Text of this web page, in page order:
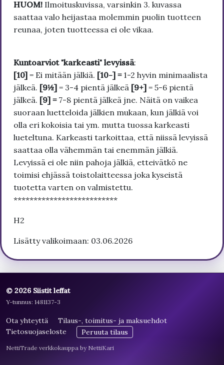
HUOM! Ilmoituskuvissa, varsinkin 3. kuvassa
saattaa valo heijastaa molemmin puolin tuotteen
reunaa, joten tuotteessa ei ole vikaa.
Kuntoarviot "karkeasti" levyissä:
[10] = Ei mitään jälkiä. [10-] = 1-2 hyvin minimaalista
jälkeä. [9½] = 3-4 pientä jälkeä [9+] = 5-6 pientä
jälkeä. [9] = 7-8 pientä jälkeä jne. Näitä on vaikea
suoraan luetteloida jälkien mukaan, kun jälkiä voi
olla eri kokoisia tai ym. mutta tuossa karkeasti
lueteltuna. Karkeasti tarkoittaa, että niissä levyissä
saattaa olla vähemmän tai enemmän jälkiä.
Levyissä ei ole niin pahoja jälkiä, etteivätkö ne
toimisi ehjässä toistolaitteessa joka kyseistä
tuotetta varten on valmistettu.
**************************
H2
Lisätty valikoimaan: 03.06.2026
© 2026 Siistit leffat
Y-tunnus: 1481137-3
Ota yhteyttä
Tilaus-, toimitus- ja maksuehdot
Tietosuojaseloste
Peruuta tilaus
NettiTrade verkkokauppa by NettiKari